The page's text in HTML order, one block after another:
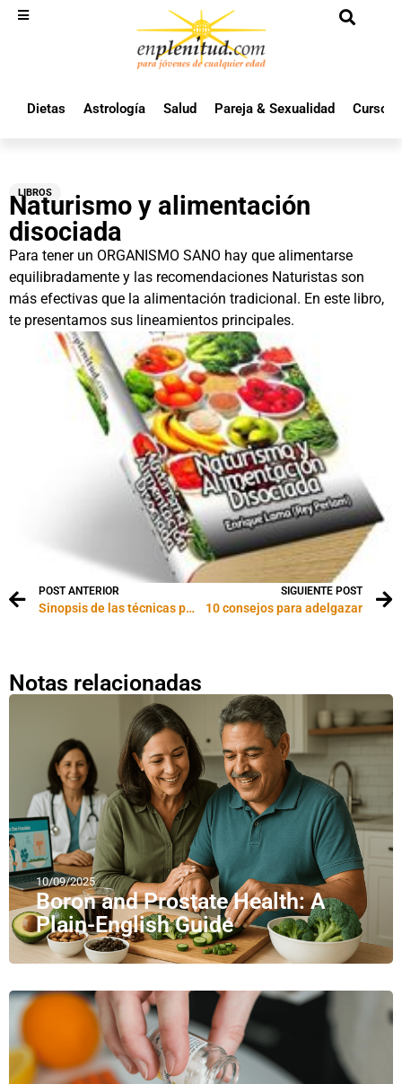
Dietas Astrología Salud Pareja & Sexualidad Cursos
LIBROS
Naturismo y alimentación
disociada
Para tener un ORGANISMO SANO hay que alimentarse
equilibradamente y las recomendaciones Naturistas son
más efectivas que la alimentación tradicional. En este libro,
te presentamos sus lineamientos principales.
POST ANTERIOR
Sinopsis de las técnicas para bancos de sangre
SIGUIENTE POST
10 consejos para adelgazar
Notas relacionadas
10/09/2025
Boron and Prostate Health: A
Plain-English Guide